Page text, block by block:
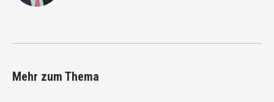
Mehr zum Thema